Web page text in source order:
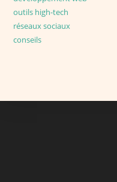
outils high-tech
réseaux sociaux
conseils